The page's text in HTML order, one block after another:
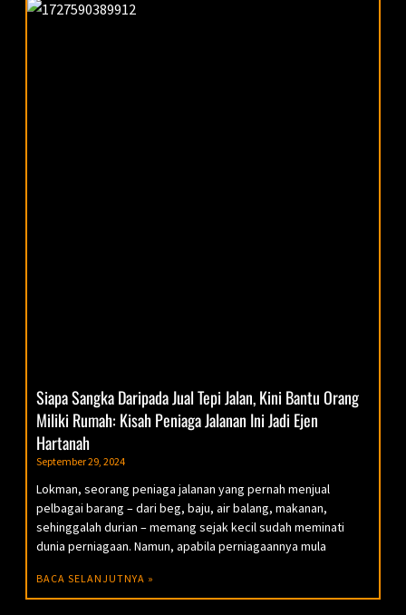
Siapa Sangka Daripada Jual Tepi Jalan, Kini Bantu Orang
Miliki Rumah: Kisah Peniaga Jalanan Ini Jadi Ejen
Hartanah
September 29, 2024
Lokman, seorang peniaga jalanan yang pernah menjual
pelbagai barang – dari beg, baju, air balang, makanan,
sehinggalah durian – memang sejak kecil sudah meminati
dunia perniagaan. Namun, apabila perniagaannya mula
BACA SELANJUTNYA »